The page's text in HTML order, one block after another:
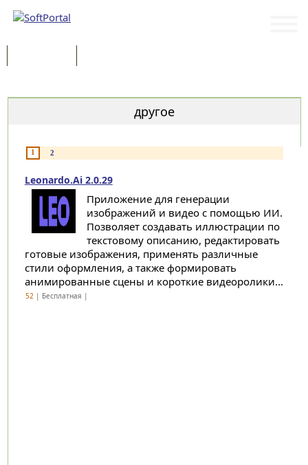
другое
1 2
Leonardo.Ai 2.0.29
Приложение для генерации
изображений и видео с помощью ИИ.
Позволяет создавать иллюстрации по
текстовому описанию, редактировать
готовые изображения, применять различные
стили оформления, а также формировать
анимированные сцены и короткие видеоролики...
52| Бесплатная |